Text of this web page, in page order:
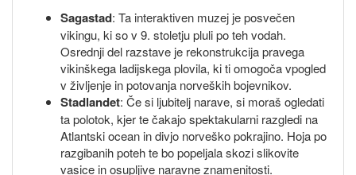
Sagastad: Ta interaktiven muzej je posvečen
vikingu, ki so v 9. stoletju pluli po teh vodah.
Osrednji del razstave je rekonstrukcija pravega
vikinškega ladijskega plovila, ki ti omogoča vpogled
v življenje in potovanja norveških bojevnikov.
Stadlandet: Če si ljubitelj narave, si moraš ogledati
ta polotok, kjer te čakajo spektakularni razgledi na
Atlantski ocean in divjo norveško pokrajino. Hoja po
razgibanih poteh te bo popeljala skozi slikovite
vasice in osupljive naravne znamenitosti.